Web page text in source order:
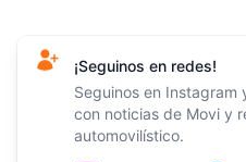
¡Seguinos en redes!
Seguinos en Instagram
con noticias de Movi y
automovilístico.